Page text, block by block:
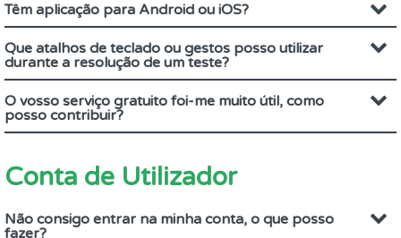
Têm aplicação para Android ou iOS?
Que atalhos de teclado ou gestos posso utilizar
durante a resolução de um teste?
O vosso serviço gratuito foi-me muito útil, como
posso contribuir?
Conta de Utilizador
Não consigo entrar na minha conta, o que posso
fazer?